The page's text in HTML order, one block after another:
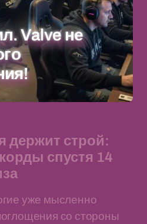
Valve не
держит строй:
спустя 14
уже мысленно
со стороны